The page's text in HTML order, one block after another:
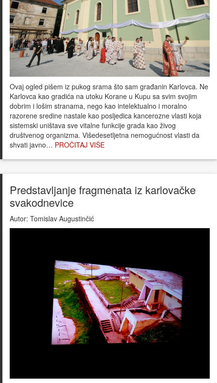
Ovaj ogled pišem iz pukog srama što sam građanin Karlovca. Ne
Karlovca kao gradića na utoku Korane u Kupu sa svim svojim
dobrim i lošim stranama, nego kao intelektualno i moralno
razorene sredine nastale kao posljedica kancerozne vlasti koja
sistemski uništava sve vitalne funkcije grada kao živog
društvenog organizma. Višedesetljetna nemogućnost vlasti da
shvati javno… PROČITAJ VIŠE
Predstavljanje fragmenata iz karlovačke
svakodnevice
Autor: Tomislav Augustinčić